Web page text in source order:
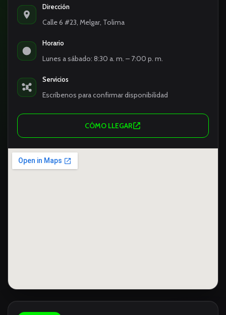
Dirección
Calle 6 #23, Melgar, Tolima
Horario
Lunes a sábado: 8:30 a. m. – 7:00 p. m.
Servicios
Escríbenos para confirmar disponibilidad
CÓMO LLEGAR